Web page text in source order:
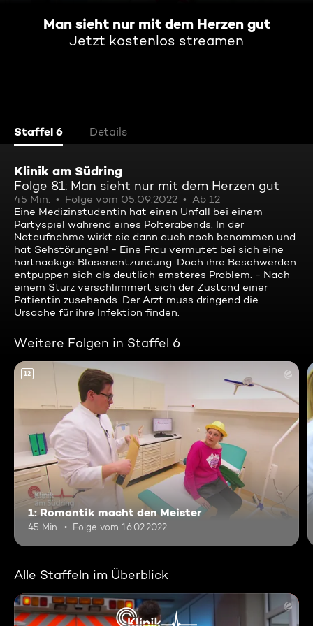
Man sieht nur mit dem Herzen gut
Jetzt kostenlos streamen
Staffel 6 Details
Klinik am Südring
Folge 81: Man sieht nur mit dem Herzen gut
45 Min. Folge vom 05.09.2022
Ab 12
Eine Medizinstudentin hat einen Unfall bei einem
Partyspiel während eines Polterabends. In der
Notaufnahme wirkt sie dann auch noch benommen und
hat Sehstörungen! - Eine Frau vermutet bei sich eine
hartnäckige Blasenentzündung. Doch ihre Beschwerden
entpuppen sich als deutlich ernsteres Problem. - Nach
einem Sturz verschlimmert sich der Zustand einer
Patientin zusehends. Der Arzt muss dringend die
Ursache für ihre Infektion finden.
Weitere Folgen in Staffel 6
12
1: Romantik macht den Meister
45 Min. Folge vom 16.02.2022
Alle Staffeln im Überblick